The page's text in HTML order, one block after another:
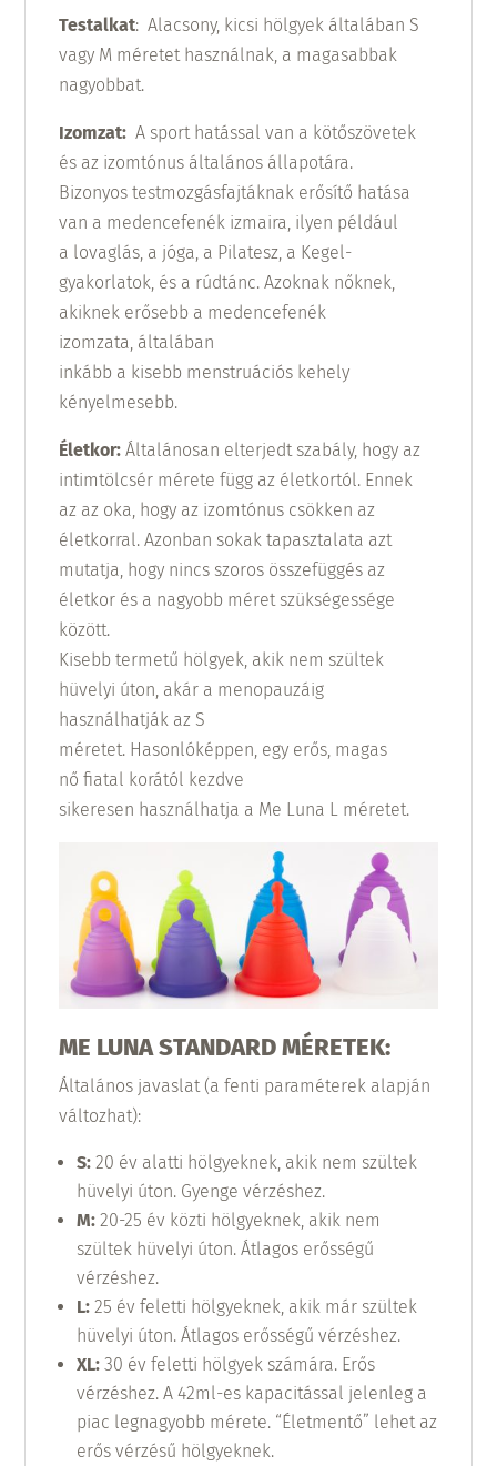
Testalkat: Alacsony, kicsi hölgyek általában S
vagy M méretet használnak, a magasabbak
nagyobbat.
Izomzat: A sport hatással van a kötőszövetek
és az izomtónus általános állapotára.
Bizonyostestmozgásfajtáknak erősítő hatása
van a medencefenék izmaira ilyen például
a lovaglás, a jóga , a Pilatesz a Kegel-
gyakorlatok és a rúdtánc.Azoknak nőknek,
akiknek erősebb a medencefenék
izomzata, általában
inkább a kisebb menstruációs kehely
kényelmesebb.
Életkor: Általánosan elterjedt szabály, hogy az
intimtölcsér mérete függ az életkortól. Ennek
az az oka , hogy az izomtónus csökken az
életkorral.Azonban sokak tapasztalata azt
mutatja , hogy nincs szoros összefüggés az
életkor és a nagyobb méret szükségessége
között.
Kisebb termetű hölgyek , akik nem szültek
hüvelyi úton, akár a menopauzáig
használhatják az S
méretet. Hasonlóképpen egy erős, magas
nőfiatal korától kezdve
sikeresen használhatja a Me Luna L méretet.
ME LUNA STANDARD MÉRETEK:
Általános javaslat (a fenti paraméterek alapján
változhat):
S:20 év alatti hölgyeknek, akik nem szültek
hüvelyi úton. Gyenge vérzéshez.
M:20-25 év közti hölgyeknek, akik nem
szültek hüvelyi úton. Átlagos erősségű
vérzéshez.
L:25 év feletti hölgyeknek, akik már szültek
hüvelyi úton. Átlagos erősségű vérzéshez.
XL:30 év feletti hölgyek számára. Erős
vérzéshez. A 42ml-es kapacitással jelenleg a
piac legnagyobb mérete. “Életmentő” lehet az
erős vérzésű hölgyeknek.